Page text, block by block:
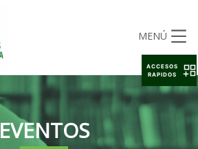
MENÚ
EVENTOS
ACCESOS
RAPIDOS